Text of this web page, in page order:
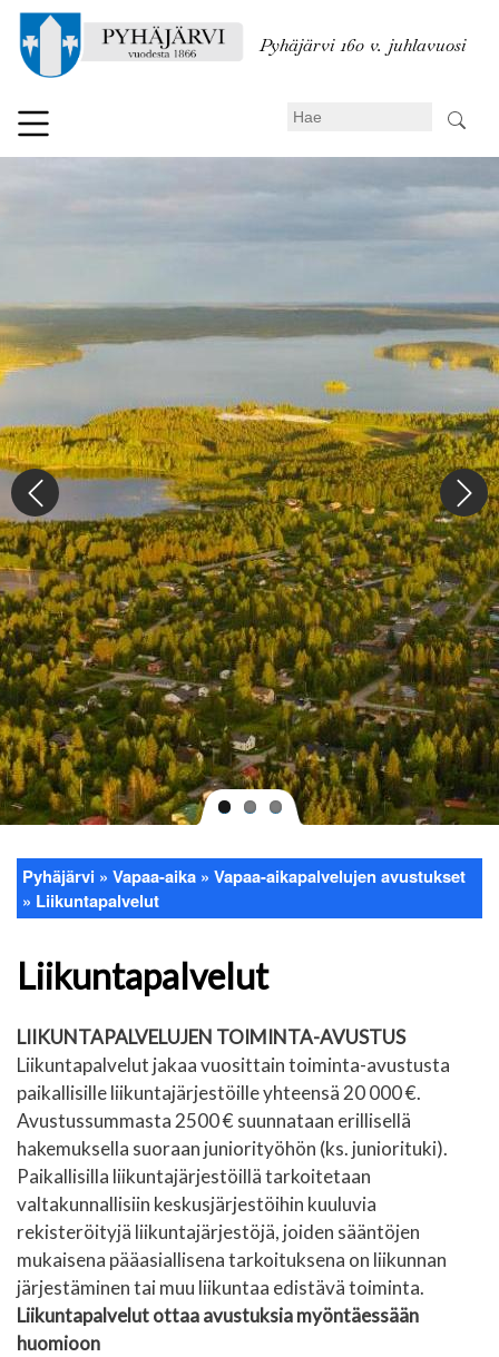
pääsisältöön
Pyhäjärvi 160 v. juhlavuosi
Search
Murupolku
Pyhäjärvi Vapaa-aika
Vapaa-aikapalvelujen avustukset
Liikuntapalvelut
Liikuntapalvelut
LIIKUNTAPALVELUJEN TOIMINTA-AVUSTUS
Liikuntapalvelut jakaa vuosittain toiminta-avustusta
paikallisille liikuntajärjestöille yhteensä 20 000 €.
Avustussummasta 2500 € suunnataan erillisellä
hakemuksella suoraan juniorityöhön (ks. juniorituki).
Paikallisilla liikuntajärjestöillä tarkoitetaan
valtakunnallisiin keskusjärjestöihin kuuluvia
rekisteröityjä liikuntajärjestöjä, joiden sääntöjen
mukaisena pääasiallisena tarkoituksena on liikunnan
järjestäminen tai muu liikuntaa edistävä toiminta.
Liikuntapalvelut ottaa avustuksia myöntäessään
huomioon